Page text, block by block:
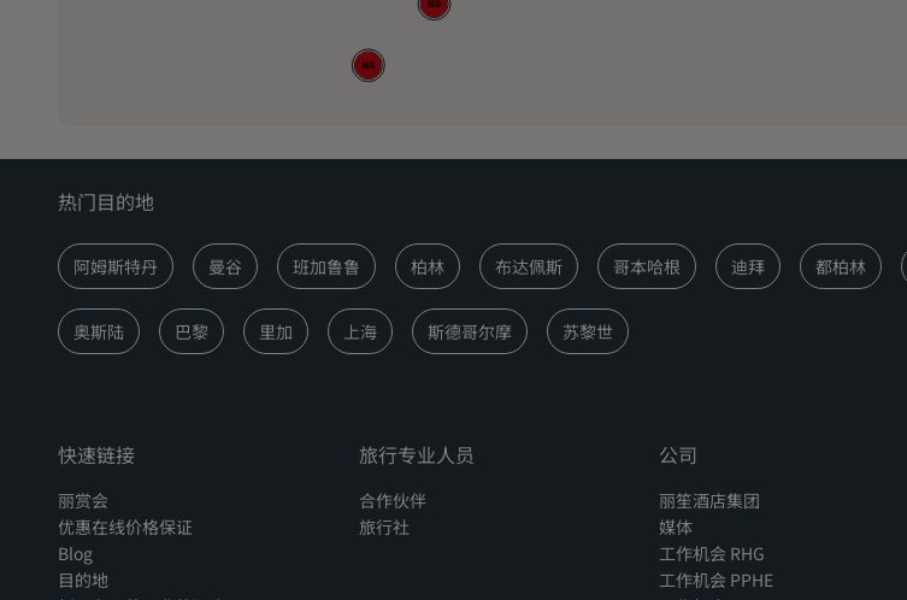
热门目的地
阿姆斯特丹 曼谷 班加鲁鲁 柏林 布达佩斯 哥本哈根 迪拜 都柏林
奥斯陆 巴黎 里加 上海 斯德哥尔摩 苏黎世
快速链接
丽赏会
优惠在线价格保证
Blog
目的地
旅行专业人员
合作伙伴
旅行社
公司
丽笙酒店集团
媒体
工作机会 RHG
工作机会 PPHE